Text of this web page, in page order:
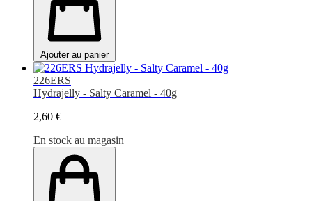
Ajouter au panier
226ERS
Hydrajelly - Salty Caramel - 40g
2,60 €
En stock au magasin